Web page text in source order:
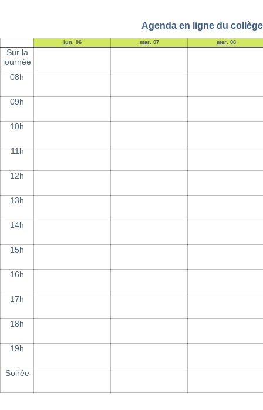
Agenda en ligne du
lun. 06 mar. 07 mer. 08
Sur la
journée
08h
09h
10h
11h
12h
13h
14h
15h
16h
17h
18h
19h
Soirée